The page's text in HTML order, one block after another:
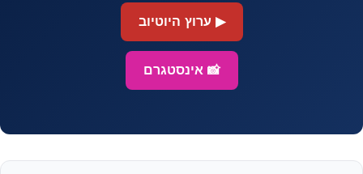
▶ ערוץ היוטיוב
📸 אינסטגרם